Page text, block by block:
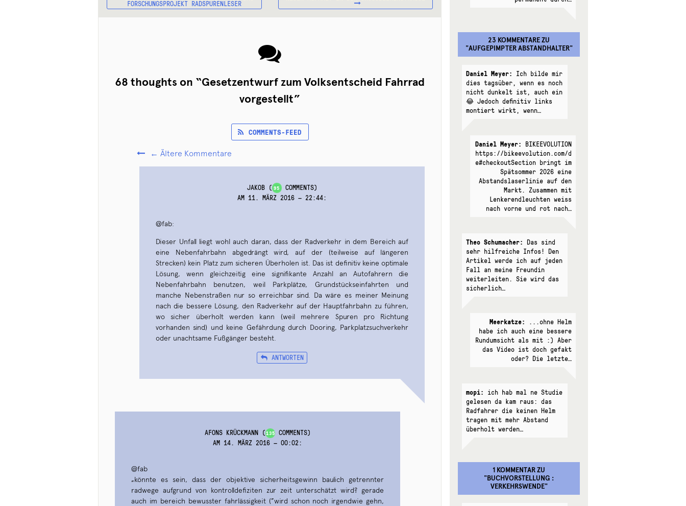
BEITRAG:
FORSCHUNGSPROJEKT RADSPURENLESER BEITRAG:
68 thoughts on “Gesetzentwurf zum Volksentscheid Fahrrad
vorgestellt”
COMMENTS-FEED
← Ältere Kommentare
JAKOB ( 95 COMMENTS)
AM 11. MÄRZ 2016 — 22:44:
@fab:
Dieser Unfall liegt wohl auch daran, dass der Radverkehr in dem Bereich auf
eine Nebenfahrbahn abgedrängt wird, auf der (teilweise auf längeren
Strecken) kein Platz zum sicheren Überholen ist. Das ist definitiv keine optimale
Lösung, wenn gleichzeitig eine signifikante Anzahl an Autofahrern die
Nebenfahrbahn benutzen, weil Parkplätze, Grundstückseinfahrten und
manche Nebenstraßen nur so erreichbar sind. Da wäre es meiner Meinung
nach die bessere Lösung, den Radverkehr auf der Hauptfahrbahn zu führen,
wo sicher überholt werden kann (weil mehrere Spuren pro Richtung
vorhanden sind) und keine Gefährdung durch Dooring, Parkplatzsuchverkehr
oder unachtsame Fußgänger besteht.
ANTWORTEN
AFONS KRÜCKMANN (135COMMENTS)
AM 14. MÄRZ 2016 — 00:02:
@fab
„könnte es sein, dass der objektive sicherheitsgewinn baulich getrennter
radwege aufgrund von kontrolldefiziten zur zeit unterschätzt wird? gerade
auch im bereich bewusster fahrlässigkeit (”wird schon noch irgendwie gehn,
23 KOMMENTAREZU
"AUFGEPIMPTER ABSTANDHALTER"
Daniel Meyer: Ich bilde mir
dies tagsüber, wenn es noch
nicht dunkelt ist, auch ein
😂 Jedoch definitiv links
montiert wirkt, wenn…
Daniel Meyer: BIKEEVOLUTION
https://bikeevolution.com/d
e#checkoutSection bringt im
Spätsommer 2026 eine
Abstandslaserlinie auf den
Markt. Zusammen mit
Lenkerendleuchten weiss
nach vorne und rot nach…
Theo Schumacher: Das sind
sehr hilfreiche Infos! Den
Artikel werde ich auf jeden
Fall an meine Freundin
weiterleiten. Sie wird das
sicherlich…
Meerkatze:
...ohne Helm
habe ich auch eine bessere
Rundumsicht als mit :) Aber
das Video ist doch gefakt
oder? Die letzte…
mopi: ich hab mal ne Studie
gelesen da kam raus: das
Radfahrer die keinen Helm
tragen mit mehr Abstand
überholt werden…
1 KOMMENTARZU
"BUCHVORSTELLUNG :
VERKEHRSWENDE"